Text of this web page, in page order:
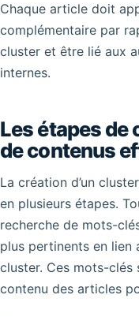
Chaque article doit
complémentaire par
cluster et être lié aux
internes.
Les étapes de
de contenus
La création d’un
en plusieurs étapes.
recherche de mots-
plus pertinents en lien
cluster. Ces mots-
contenu des articles